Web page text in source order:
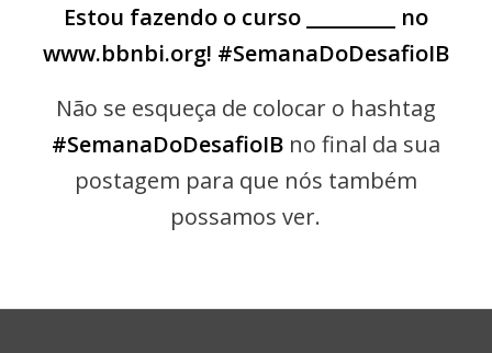
Estou fazendo o curso _________ no
www.bbnbi.org! #SemanaDoDesafioIB
Não se esqueça de colocar o hashtag
#SemanaDoDesafioIBno final da sua
postagem para que nós também
possamos ver.